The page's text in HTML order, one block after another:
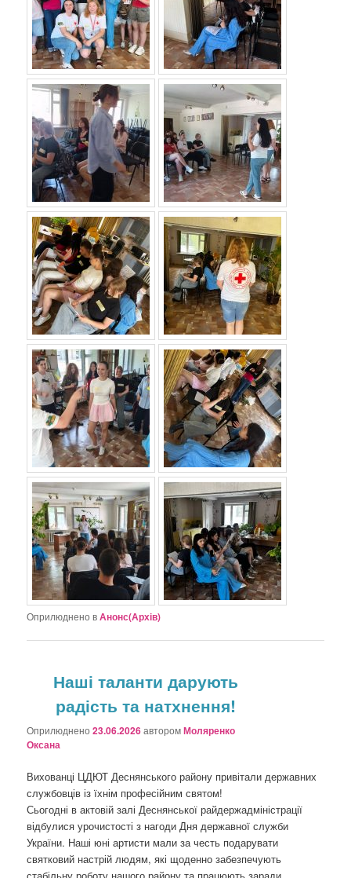
Оприлюднено вАнонс(Архів)
Наші таланти дарують
радість та натхнення!
Оприлюднено23.06.2026авторомМоляренко
Оксана
Вихованці ЦДЮТ Деснянського району привітали державних
службовців із їхнім професійним святом!
Сьогодні в актовій залі Деснянської райдержадміністрації
відбулися урочистості з нагоди Дня державної служби
України. Наші юні артисти мали за честь подарувати
святковий настрій людям, які щоденно забезпечують